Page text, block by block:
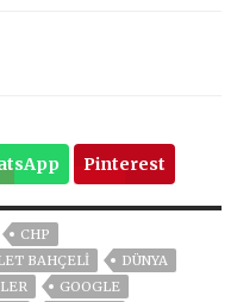
Pinterest
CHP
BAHÇELİ
DÜNYA
GOOGLE